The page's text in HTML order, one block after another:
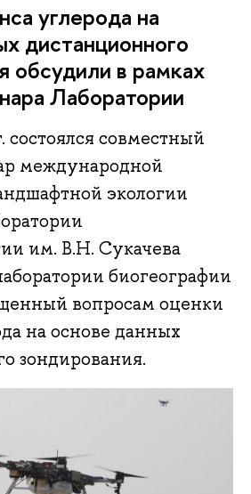
углерода на
дистанционного
обсудили в рамках
Лаборатории
состоялся совместный
международной
экологии
им. В.Н. Сукачева
биогеографии
вопросам оценки
на основе данных
зондирования.